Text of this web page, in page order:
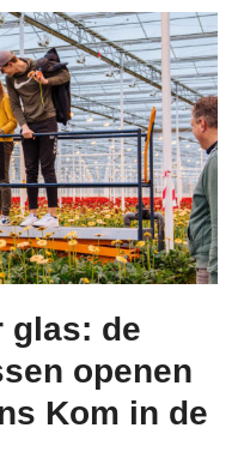
glas: de
openen
Kom in de